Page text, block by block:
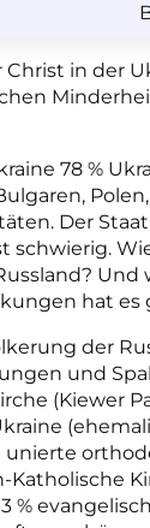
in der
78 %
Der
schwierig.
hat es
der
und
(Kiewer
Katholische
%